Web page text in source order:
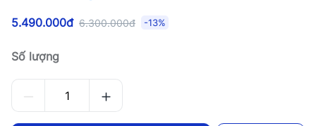
5.490.000đ 6.300.000đ -13%
Số lượng